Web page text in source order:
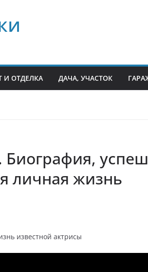
И ОТДЕЛКА ДАЧА, УЧАСТОК
личная жизнь